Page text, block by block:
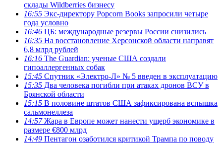
склады Wildberries бизнесу
16:55 Экс-директору Popcorn Books запросили четыре
года условно
16:46 ЦБ: международные резервы России снизились
16:35 На восстановление Херсонской области направят
6,8 млрд рублей
16:16 The Guardian: ученые США создали
гипоаллергенных собак
15:45 Спутник «Электро-Л» № 5 введен в эксплуатацию
15:35 Два человека погибли при атаках дронов ВСУ в
Брянской области
15:15 В половине штатов США зафиксирована вспышка
сальмонеллеза
14:57Жара в Европе может нанести ущерб экономике в
размере €800 млрд
14:49 Пентагон озаботился критикой Трампа по поводу